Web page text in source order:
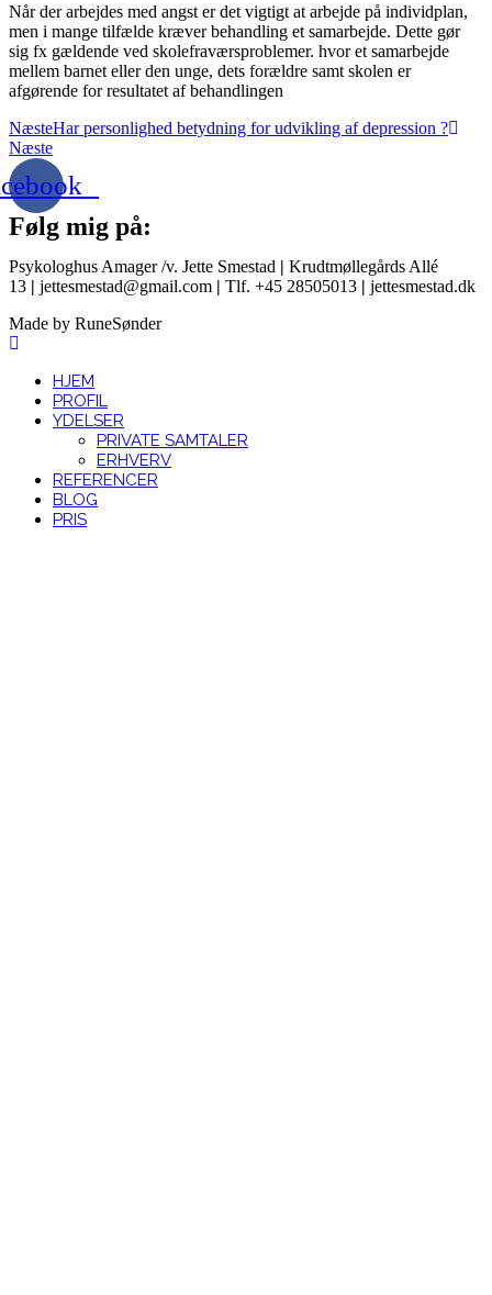
Når der arbejdes med angst er det vigtigt at arbejde på individplan,
men i mange tilfælde kræver behandling et samarbejde. Dette gør
sig fx gældende ved skolefraværsproblemer. hvor et samarbejde
mellem barnet eller den unge, dets forældre samt skolen er
afgørende for resultatet af behandlingen
NæsteHar personlighed betydning for udvikling af depression ?
Næste
Følg mig på:
Psykologhus Amager /v. Jette Smestad | Krudtmøllegårds Allé
13 | jettesmestad@gmail.com | Tlf. +45 28505013 | jettesmestad.dk
Made by RuneSønder
HJEM
PROFIL
YDELSER
PRIVATE SAMTALER
ERHVERV
REFERENCER
BLOG
PRIS